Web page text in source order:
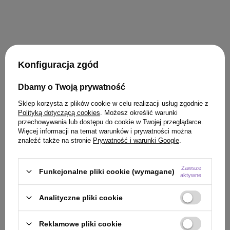
KLIENCI, KTÓRZY KUPILI TEN
PRODUKT KUPILI TAKŻE
Konfiguracja zgód
Dbamy o Twoją prywatność
Sklep korzysta z plików cookie w celu realizacji usług zgodnie z
Polityką dotyczącą cookies . Możesz określić warunki
przechowywania lub dostępu do cookie w Twojej przeglądarce.
Więcej informacji na temat warunków i prywatności można
znaleźć także na stronie Prywatność i warunki Google
Funkcjonalne pliki cookie (wymagane)
Zawsze
aktywne
Analityczne pliki cookie
Reklamowe pliki cookie